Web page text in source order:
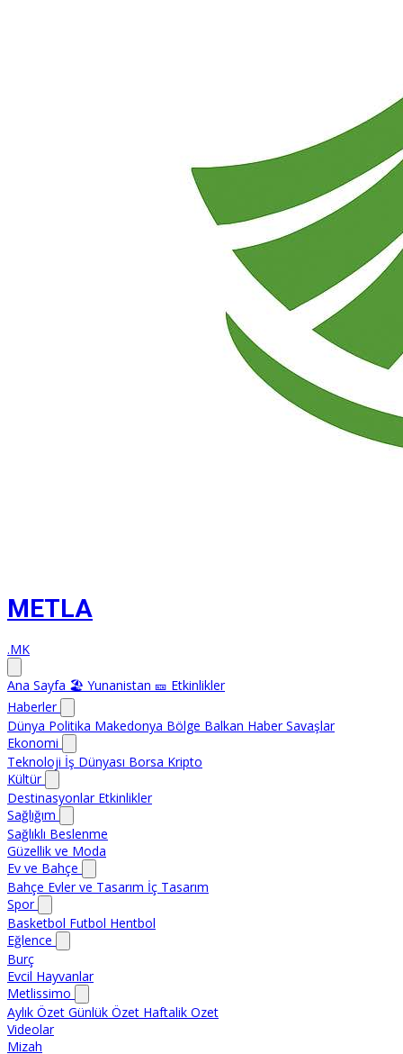
METLA
.MK
Ana Sayfa 🏖️ Yunanistan 🎫 Etkinlikler
Haberler
Dünya Politika Makedonya Bölge Balkan HaberSavaşlar
Ekonomi
Teknoloji İş Dünyası Borsa Kripto
Kültür
Destinasyonlar Etkinlikler
Sağlığım
Sağlıklı Beslenme
Güzellik ve Moda
Ev ve Bahçe
Bahçe Evler ve Tasarım İç Tasarım
Spor
Basketbol Futbol Hentbol
Eğlence
Burç
Evcil Hayvanlar
Metlissimo
Aylık Özet Günlük Özet Haftalik Ozet
Videolar
Mizah